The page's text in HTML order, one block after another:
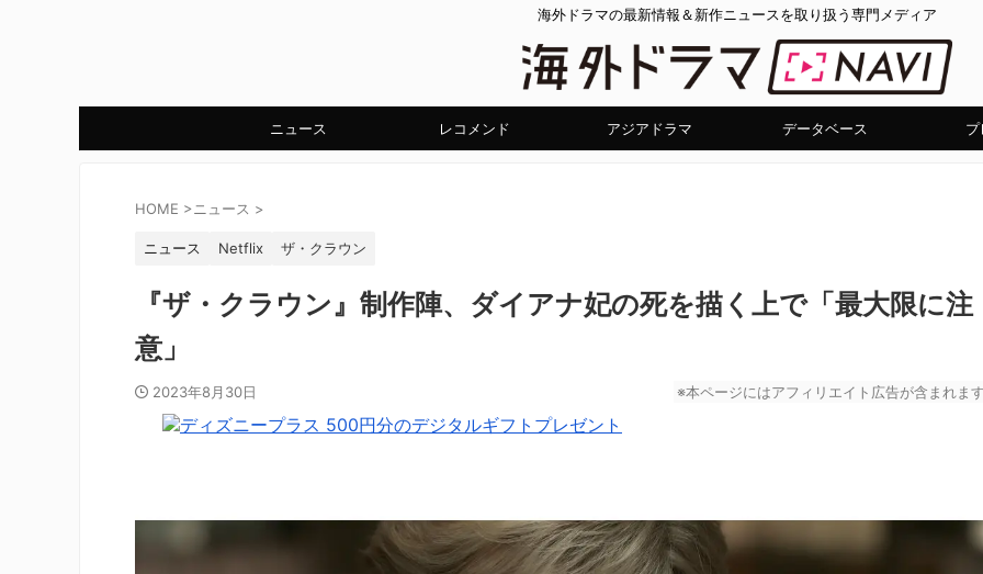
海外ドラマの最新情報＆新作ニュースを取り扱う専門メディア
ニュース レコメンド アジアドラマ データベース
HOME >ニュース >
ニュース Netflix ザ・クラウン
『ザ・クラウン』制作陣、ダイアナ妃の死を描く上で「最大限に注
意」
2023年8月30日 ※本ページにはアフィリエイト広告が含まれま